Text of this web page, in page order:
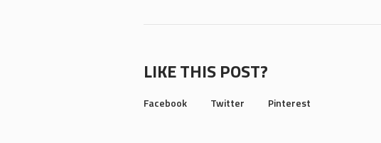
LIKE THIS POST?
Facebook Twitter Pinterest